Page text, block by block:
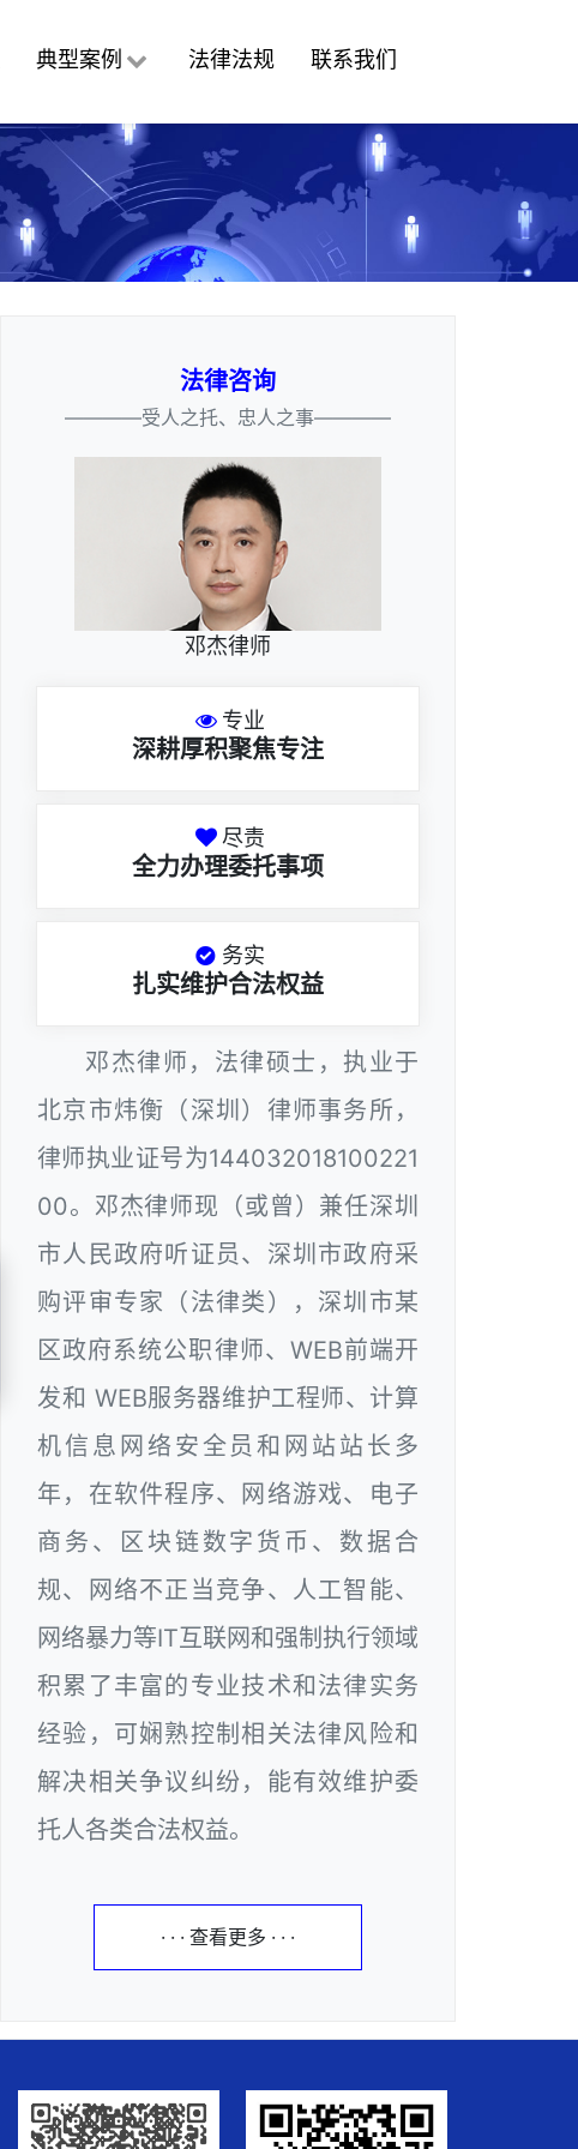
典型案例 法律法规 联系我们
法律咨询
————受人之托、忠人之事————
邓杰律师
专业
深耕厚积聚焦专注
尽责
全力办理委托事项
务实
扎实维护合法权益
邓杰律师，法律硕士，执业于
北京市炜衡（深圳）律师事务所，
律师执业证号为144032018100221
00。邓杰律师现（或曾）兼任深圳
市人民政府听证员、深圳市政府采
购评审专家（法律类），深圳市某
区政府系统公职律师、WEB前端开
发和 WEB服务器维护工程师、计算
机信息网络安全员和网站站长多
年，在软件程序、网络游戏、电子
商务、区块链数字货币、数据合
规、网络不正当竞争、人工智能、
网络暴力等IT互联网和强制执行领域
积累了丰富的专业技术和法律实务
经验，可娴熟控制相关法律风险和
解决相关争议纠纷，能有效维护委
托人各类合法权益。
· · · 查看更多 · · ·